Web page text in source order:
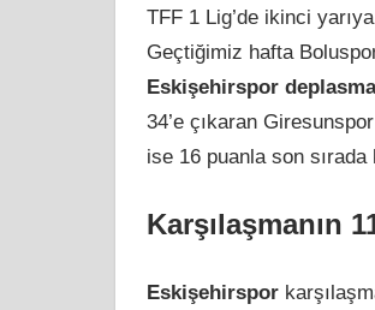
TFF 1 Lig’de ikinci
Geçtiğimiz hafta
Eskişehirspor
34’e çıkaran
ise 16 puanla son sırada
Karşılaşmanın
Eskişehirspor